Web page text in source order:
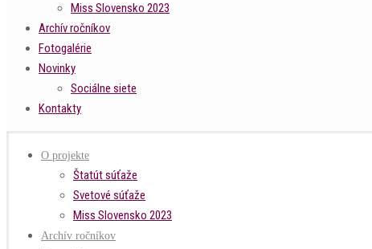
Miss Slovensko 2023
Archív ročníkov
Fotogalérie
Novinky
Sociálne siete
Kontakty
O projekte
Štatút súťaže
Svetové súťaže
Miss Slovensko 2023
Archív ročníkov